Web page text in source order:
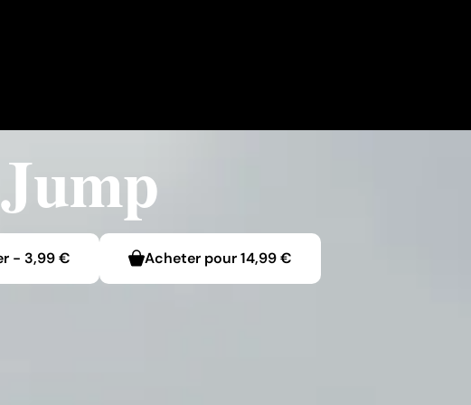
- 3,99 € Acheter pour14,99 €